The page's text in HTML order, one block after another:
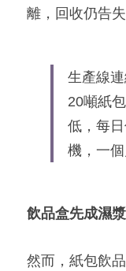
離，回收仍告失
生產線
20噸紙
低，每
機，一個
飲品盒先成濕
然而，紙包飲